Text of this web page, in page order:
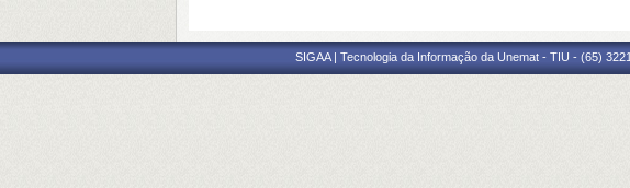
SIGAA | Tecnologia da Informação da Unemat - TIU - (65)